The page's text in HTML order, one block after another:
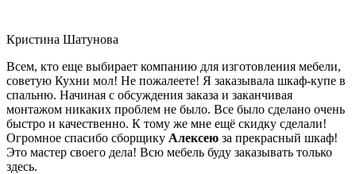
Кристина Шатунова
Всем, кто еще выбирает компанию для изготовления мебели,
советую Кухни мол! Не пожалеете! Я заказывала шкаф-купе в
спальню. Начиная с обсуждения заказа и заканчивая
монтажом никаких проблем не было. Все было сделано очень
быстро и качественно. К тому же мне ещё скидку сделали!
Огромное спасибо сборщику Алексею за прекрасный шкаф!
Это мастер своего дела! Всю мебель буду заказывать только
здесь.